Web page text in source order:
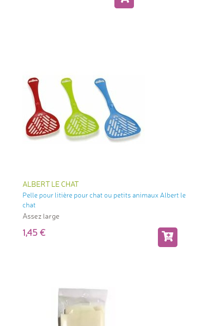
ALBERT LE CHAT
Pelle pour litière pour chat ou petits animaux Albert le
chat
Assez large
1,45